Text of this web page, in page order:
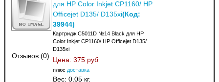
Отзывов (0)
для HP Color Inkjet CP1160/ HP
Officejet D135/ D135xi(Код:
39944)
Картридж C5011D №14 Black для HP
Color Inkjet CP1160/ HP Officejet D135/
D135xi
Цена:375 руб
плюс доставка
Вес:0.05 кг.